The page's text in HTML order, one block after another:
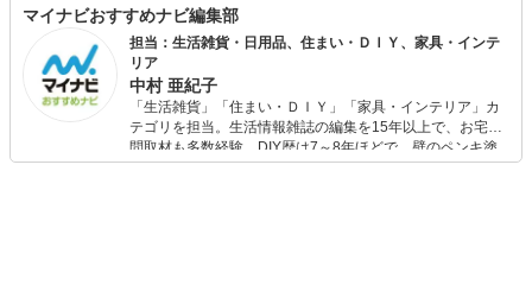
雑誌・WEBなどの媒体で公開している。 文房具に関する著
書多数。近著には『この10年でいちばん重要な文房具はこ
れだ決定会議』（共著 スモール出版）がある。
マイナビおすすめナビ編集部
担当：生活雑貨・日用品、住まい・ＤＩＹ、家具・インテ
リア
中村 亜紀子
「生活雑貨」「住まい・ＤＩＹ」「家具・インテリア」カ
テゴリを担当。生活情報雑誌の編集を15年以上で、お宅訪
問取材も多数経験。DIY歴は7～8年ほどで、壁のペンキ塗
りや壁紙チェンジなどもチャレンジ済み。初心者でもモノ